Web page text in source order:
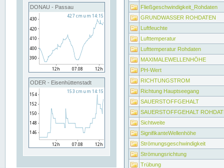
DONAU - Passau
ODER - Eisenhüttenstadt
Fließgeschwindigkeit_Rohdaten
GRUNDWASSER ROHDATEN
Luftfeuchte
Lufttemperatur
Lufttemperatur Rohdaten
MAXIMALEWELLENHÖHE
PH-Wert
RICHTUNGSTROM
Richtung Hauptseegang
SAUERSTOFFGEHALT
SAUERSTOFFGEHALT
Sichtweite
SignifikanteWellenhöhe
Strömungsgeschwindigkeit
Strömungsrichtung
Trübung